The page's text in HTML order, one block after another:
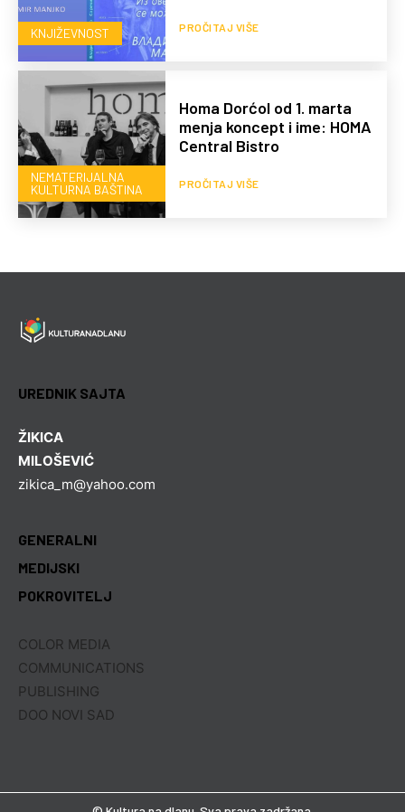
KNJIŽEVNOST PROČITAJ VIŠE
NEMATERIJALNA
KULTURNA BAŠTINA
Homa Dorćol od 1. marta
menja koncept i ime: HOMA
Central Bistro
PROČITAJ VIŠE
UREDNIK SAJTA
ŽIKICA
MILOŠEVIĆ
zikica_m@yahoo.com
GENERALNI
MEDIJSKI
POKROVITELJ
COLOR MEDIA
COMMUNICATIONS
PUBLISHING
DOO NOVI SAD